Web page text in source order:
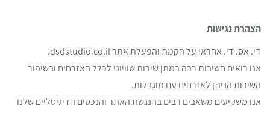
הצהרת נגישות
די. אס. די. אחראי על הקמת והפעלת אתר dsdstudio.co.il.
אנו רואים חשיבות רבה במתן שירות שוויוני לכלל האזרחים ובשיפור
השירות הניתן לאזרחים עם מוגבלות.
אנו משקיעים משאבים רבים בהנגשת האתר והנכסים הדיגיטליים שלנו